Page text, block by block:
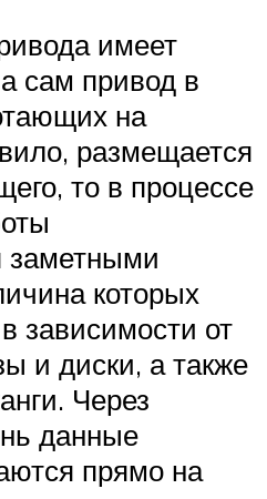
имеет
сам привод в
на
размещается
то в процессе
заметными
которых
зависимости от
и диски, а также
Через
данные
прямо на